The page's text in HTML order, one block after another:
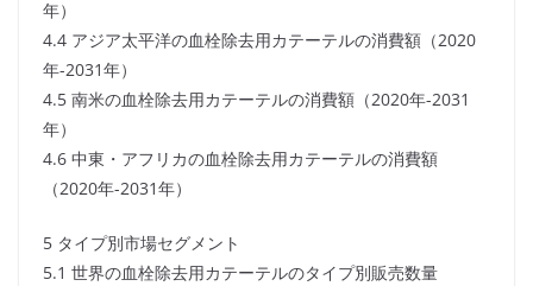
年）
4.4 アジア太平洋の血栓除去用カテーテルの消費額（2020
年-2031年）
4.5 南米の血栓除去用カテーテルの消費額（2020年-2031
年）
4.6 中東・アフリカの血栓除去用カテーテルの消費額
（2020年-2031年）
5 タイプ別市場セグメント
5.1 世界の血栓除去用カテーテルのタイプ別販売数量